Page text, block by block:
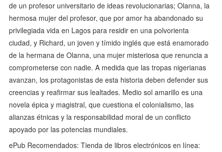
de un profesor universitario de ideas revolucionarias; Olanna, la
hermosa mujer del profesor, que por amor ha abandonado su
privilegiada vida en Lagos para residir en una polvorienta
ciudad, y Richard, un joven y tímido inglés que está enamorado
de la hermana de Olanna, una mujer misteriosa que renuncia a
comprometerse con nadie. A medida que las tropas nigerianas
avanzan, los protagonistas de esta historia deben defender sus
creencias y reafirmar sus lealtades. Medio sol amarillo es una
novela épica y magistral, que cuestiona el colonialismo, las
alianzas étnicas y la responsabilidad moral de un conflicto
apoyado por las potencias mundiales.
ePub Recomendados: Tienda de libros electrónicos en línea: